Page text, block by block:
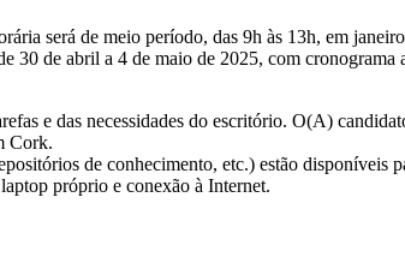
será de meio período, das 9h às 13h, em
30 de abril a 4 de maio de 2025, com
e das necessidades do escritório. O(A)
Cork.
de conhecimento, etc.) estão disponíveis
próprio e conexão à Internet.